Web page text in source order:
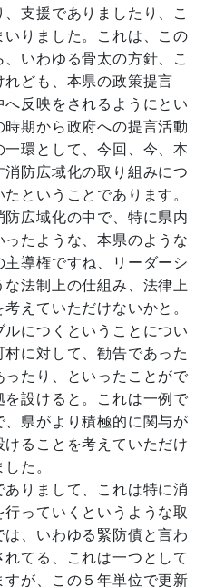
支援でありましたり、こ
りました。これは、この
いわゆる骨太の方針、こ
ども、本県の政策提言
反映をされるようにとい
期から政府への提言活動
環として、今回、今、本
防広域化の取り組みにつ
ということであります。
広域化の中で、特に県内
たような、本県のような
導権ですね、リーダーシ
法制上の仕組み、法律上
えていただけないかと。
につくということについ
に対して、勧告であった
たり、といったことがで
設けると。これは一例で
県がより積極的に関与が
ることを考えていただけ
た。
りまして、これは特に消
っていくというような取
、いわゆる緊防債と言わ
てる、これは一つとして
が、この５年単位で更新